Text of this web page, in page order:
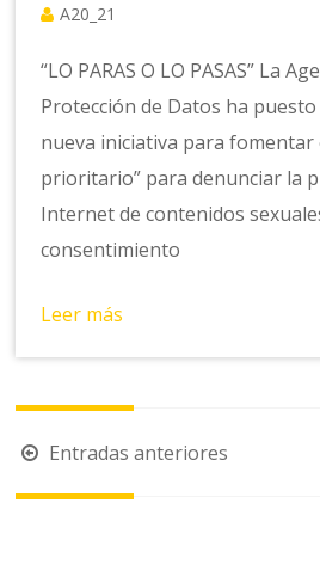
A20_21
“LO PARAS O LO PASAS” La
Protección de Datos ha
nueva iniciativa para fomentar
prioritario” para denunciar la
Internet de contenidos
consentimiento
Leer más
Navegación
de
Entradas anteriores